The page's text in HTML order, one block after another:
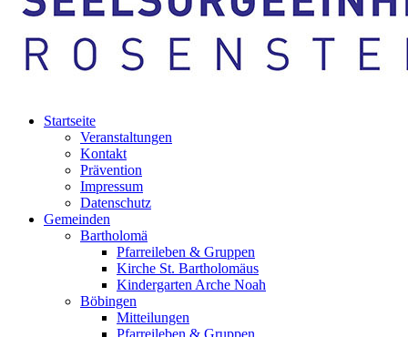
Startseite
Veranstaltungen
Kontakt
Prävention
Impressum
Datenschutz
Gemeinden
Bartholomä
Pfarreileben & Gruppen
Kirche St. Bartholomäus
Kindergarten Arche Noah
Böbingen
Mitteilungen
Pfarreileben & Gruppen